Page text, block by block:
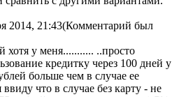
2014, 21:43(Комментарий был
хотя у меня........... ..просто
кредитку через 100 дней у
больше чем в случае ее
что в случае без карту - не